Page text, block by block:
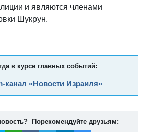
и являются членами
Шукрун.
в курсе главных событий:
канал «Новости Израиля»
Порекомендуйте друзьям: